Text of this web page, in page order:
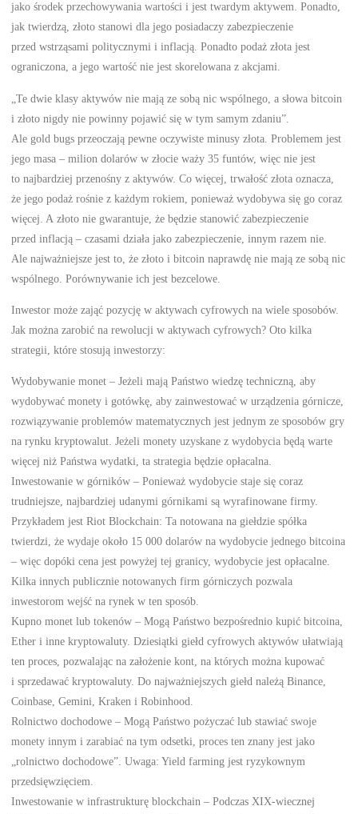
jako środek przechowywania wartości i jest twardym aktywem. Ponadto,
jak twierdzą, złoto stanowi dla jego posiadaczy zabezpieczenie
przed wstrząsami politycznymi i inflacją. Ponadto podaż złota jest
ograniczona, a jego wartość nie jest skorelowana z akcjami.
„Te dwie klasy aktywów nie mają ze sobą nic wspólnego, a słowa bitcoin
i złoto nigdy nie powinny pojawić się w tym samym zdaniu”.
Ale gold bugs przeoczają pewne oczywiste minusy złota. Problemem jest
jego masa – milion dolarów w złocie waży 35 funtów, więc nie jest
to najbardziej przenośny z aktywów. Co więcej, trwałość złota oznacza,
że jego podaż rośnie z każdym rokiem, ponieważ wydobywa się go coraz
więcej. A złoto nie gwarantuje, że będzie stanowić zabezpieczenie
przed inflacją – czasami działa jako zabezpieczenie, innym razem nie.
Ale najważniejsze jest to, że złoto i bitcoin naprawdę nie mają ze sobą nic
wspólnego. Porównywanie ich jest bezcelowe.
Inwestor może zająć pozycję w aktywach cyfrowych na wiele sposobów.
Jak można zarobić na rewolucji w aktywach cyfrowych? Oto kilka
strategii, które stosują inwestorzy:
Wydobywanie monet – Jeżeli mają Państwo wiedzę techniczną, aby
wydobywać monety i gotówkę, aby zainwestować w urządzenia górnicze,
rozwiązywanie problemów matematycznych jest jednym ze sposobów gry
na rynku kryptowalut. Jeżeli monety uzyskane z wydobycia będą warte
więcej niż Państwa wydatki, ta strategia będzie opłacalna.
Inwestowanie w górników – Ponieważ wydobycie staje się coraz
trudniejsze, najbardziej udanymi górnikami są wyrafinowane firmy.
Przykładem jest Riot Blockchain: Ta notowana na giełdzie spółka
twierdzi, że wydaje około 15 000 dolarów na wydobycie jednego bitcoina
– więc dopóki cena jest powyżej tej granicy, wydobycie jest opłacalne.
Kilka innych publicznie notowanych firm górniczych pozwala
inwestorom wejść na rynek w ten sposób.
Kupno monet lub tokenów – Mogą Państwo bezpośrednio kupić bitcoina,
Ether i inne kryptowaluty. Dziesiątki giełd cyfrowych aktywów ułatwiają
ten proces, pozwalając na założenie kont, na których można kupować
i sprzedawać kryptowaluty. Do najważniejszych giełd należą Binance,
Coinbase, Gemini, Kraken i Robinhood.
Rolnictwo dochodowe – Mogą Państwo pożyczać lub stawiać swoje
monety innym i zarabiać na tym odsetki, proces ten znany jest jako
„rolnictwo dochodowe”. Uwaga: Yield farming jest ryzykownym
przedsięwzięciem.
Inwestowanie w infrastrukturę blockchain – Podczas XIX-wiecznej